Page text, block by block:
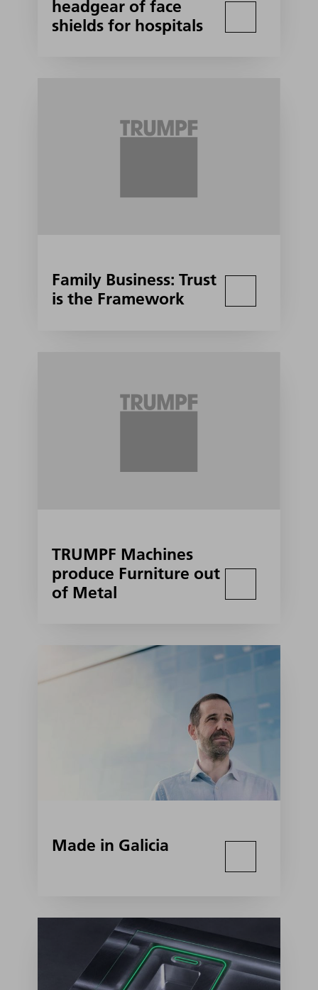
headgear of face
shields for hospitals
Family Business: Trust
is the Framework
TRUMPF Machines
produce Furniture out
of Metal
Made in Galicia